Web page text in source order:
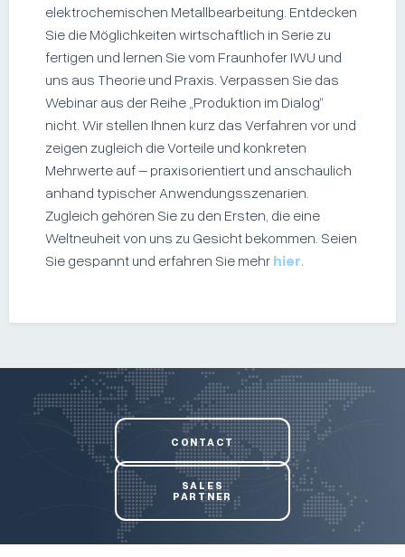
elektrochemischen Metallbearbeitung. Entdecken
Sie die Möglichkeiten wirtschaftlich in Serie zu
fertigen und lernen Sie vom Fraunhofer IWU und
uns aus Theorie und Praxis. Verpassen Sie das
Webinar aus der Reihe „Produktion im Dialog“
nicht. Wir stellen Ihnen kurz das Verfahren vor und
zeigen zugleich die Vorteile und konkreten
Mehrwerte auf – praxisorientiert und anschaulich
anhand typischer Anwendungsszenarien.
Zugleich gehören Sie zu den Ersten, die eine
Weltneuheit von uns zu Gesicht bekommen. Seien
Sie gespannt und erfahren Sie mehr hier.
CONTACT
SALES
PARTNER